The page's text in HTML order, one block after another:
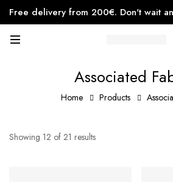
Free delivery from 200€. Don't wait
Associated
Home Products
Showing 12 of 21 results